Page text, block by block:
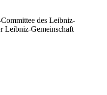
des Leibniz-
Leibniz-Gemeinschaft